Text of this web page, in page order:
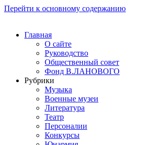
Перейти к основному содержанию
Главная
О сайте
Руководство
Общественный совет
Фонд В.ЛАНОВОГО
Рубрики
Музыка
Военные музеи
Литература
Театр
Персоналии
Конкурсы